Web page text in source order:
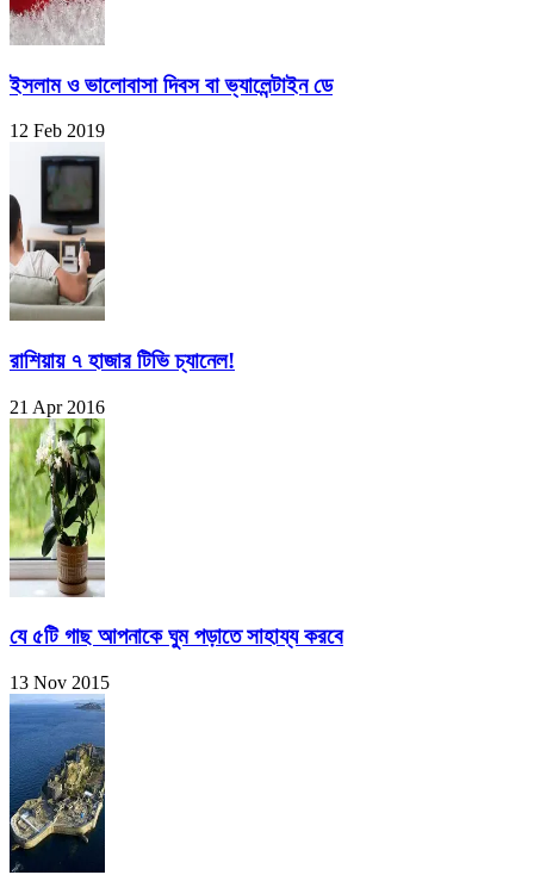
ইসলাম ও ভালোবাসা দিবস বা ভ্যালেন্টাইন ডে
12 Feb 2019
রাশিয়ায় ৭ হাজার টিভি চ্যানেল!
21 Apr 2016
যে ৫টি গাছ আপনাকে ঘুম পড়াতে সাহায্য করবে
13 Nov 2015